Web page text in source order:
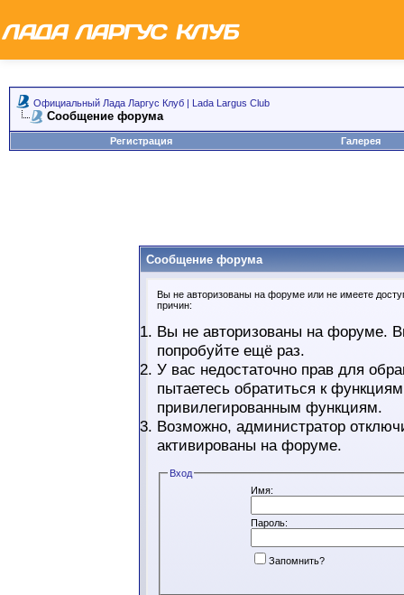
Официальный Лада Ларгус Клуб | Lada Largus Club
Сообщение форума
Регистрация Галерея
Сообщение форума
Вы не авторизованы на форуме или не имеете
причин:
Вы не авторизованы на форуме.
попробуйте ещё раз.
У вас недостаточно прав для
пытаетесь обратиться к
привилегированным функциям.
Возможно, администратор
активированы на форуме.
Вход
Имя:
Пароль:
Запомнить?